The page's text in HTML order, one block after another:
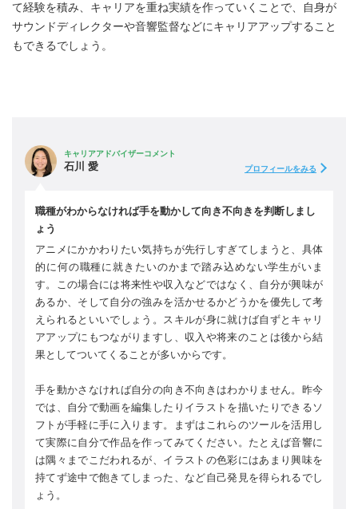
て経験を積み、キャリアを重ね実績を作っていくことで、自身が
サウンドディレクターや音響監督などにキャリアアップすること
もできるでしょう。
キャリアアドバイザーコメント
石川 愛 プロフィールをみる
職種がわからなければ手を動かして向き不向きを判断しまし
ょう
アニメにかかわりたい気持ちが先行しすぎてしまうと、具体
的に何の職種に就きたいのかまで踏み込めない学生がいま
す。この場合には将来性や収入などではなく、自分が興味が
あるか、そして自分の強みを活かせるかどうかを優先して考
えられるといいでしょう。スキルが身に就けば自ずとキャリ
アアップにもつながりますし、収入や将来のことは後から結
果としてついてくることが多いからです。
手を動かさなければ自分の向き不向きはわかりません。昨今
では、自分で動画を編集したりイラストを描いたりできるソ
フトが手軽に手に入ります。まずはこれらのツールを活用し
て実際に自分で作品を作ってみてください。たとえば音響に
は隅々までこだわれるが、イラストの色彩にはあまり興味を
持てず途中で飽きてしまった、など自己発見を得られるでし
ょう。